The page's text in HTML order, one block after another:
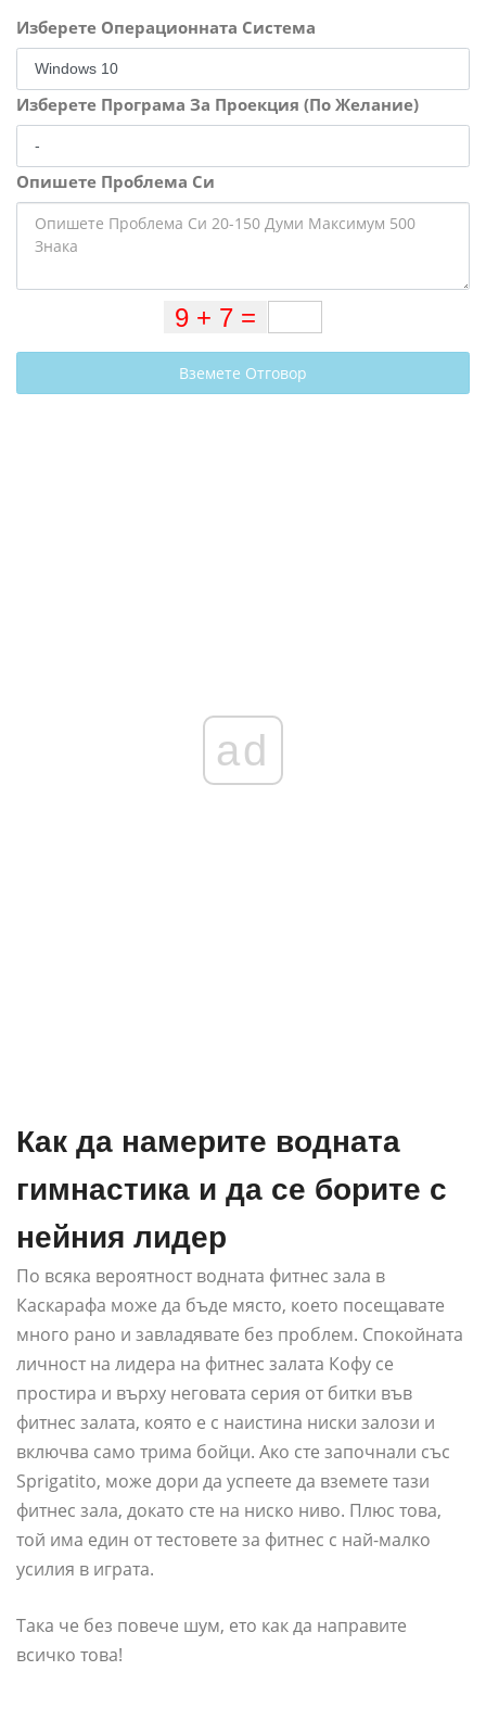
Изберете Операционната Система
Изберете Програма За Проекция (По Желание)
Опишете Проблема Си
Вземете Отговор
ad
Как да намерите водната
гимнастика и да се борите с
нейния лидер
По всяка вероятност водната фитнес зала в
Каскарафа може да бъде място, което посещавате
много рано и завладявате без проблем. Спокойната
личност на лидера на фитнес залата Кофу се
простира и върху неговата серия от битки във
фитнес залата, която е с наистина ниски залози и
включва само трима бойци. Ако сте започнали със
Sprigatito, може дори да успеете да вземете тази
фитнес зала, докато сте на ниско ниво. Плюс това,
той има един от тестовете за фитнес с най-малко
усилия в играта.
Така че без повече шум, ето как да направите
всичко това!